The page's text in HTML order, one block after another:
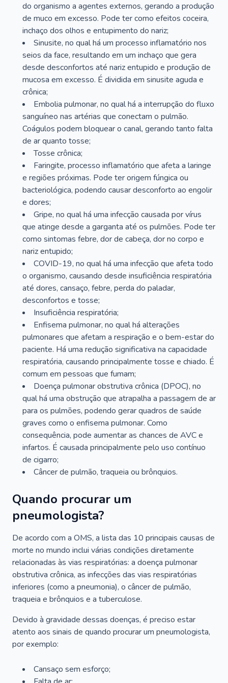
do organismo a agentes externos, gerando a produção
de muco em excesso. Pode ter como efeitos coceira,
inchaço dos olhos e entupimento do nariz;
Sinusite, no qual há um processo inflamatório nos
seios da face, resultando em um inchaço que gera
desde desconfortos até nariz entupido e produção de
mucosa em excesso. É dividida em sinusite aguda e
crônica;
Embolia pulmonar, no qual há a interrupção do fluxo
sanguíneo nas artérias que conectam o pulmão.
Coágulos podem bloquear o canal, gerando tanto falta
de ar quanto tosse;
Tosse crônica;
Faringite, processo inflamatório que afeta a laringe
e regiões próximas. Pode ter origem fúngica ou
bacteriológica, podendo causar desconforto ao engolir
e dores;
Gripe, no qual há uma infecção causada por vírus
que atinge desde a garganta até os pulmões. Pode ter
como sintomas febre, dor de cabeça, dor no corpo e
nariz entupido;
COVID-19, no qual há uma infecção que afeta todo
o organismo, causando desde insuficiência respiratória
até dores, cansaço, febre, perda do paladar,
desconfortos e tosse;
Insuficiência respiratória;
Enfisema pulmonar, no qual há alterações
pulmonares que afetam a respiração e o bem-estar do
paciente. Há uma redução significativa na capacidade
respiratória, causando principalmente tosse e chiado. É
comum em pessoas que fumam;
Doença pulmonar obstrutiva crônica (DPOC), no
qual há uma obstrução que atrapalha a passagem de ar
para os pulmões, podendo gerar quadros de saúde
graves como o enfisema pulmonar. Como
consequência, pode aumentar as chances de AVC e
infartos. É causada principalmente pelo uso contínuo
de cigarro;
Câncer de pulmão, traqueia ou brônquios.
Quando procurar um
pneumologista?
De acordo com a OMS, a lista das 10 principais causas de
morte no mundo inclui várias condições diretamente
relacionadas às vias respiratórias: a doença pulmonar
obstrutiva crônica, as infecções das vias respiratórias
inferiores (como a pneumonia), o câncer de pulmão,
traqueia e brônquios e a tuberculose.
Devido à gravidade dessas doenças, é preciso estar
atento aos sinais de quando procurar um pneumologista,
por exemplo:
Cansaço sem esforço;